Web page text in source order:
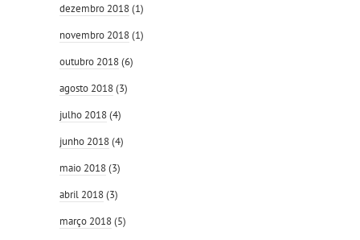
dezembro 2018(1)
novembro 2018(1)
outubro 2018(6)
agosto 2018(3)
julho 2018(4)
junho 2018(4)
maio 2018(3)
abril 2018(3)
março 2018(5)